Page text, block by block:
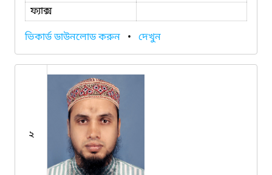
ফ্যাক্স
ভিকার্ড ডাউনলোড করুন • দেখুন
২